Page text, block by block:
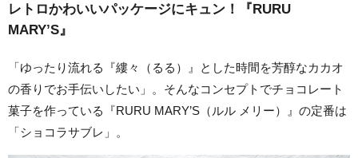
レトロかわいいパッケージにキュン！『RURU
MARY’S』
「ゆったり流れる『縷々（るる）』とした時間を芳醇なカカオ
の香りでお手伝いしたい」。そんなコンセプトでチョコレート
菓子を作っている『RURU MARY’S（ルル メリー）』の定番は
「ショコラサブレ」。